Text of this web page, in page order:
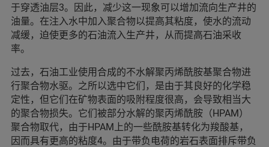
于穿透油层3。因此，减少这一现象可以增加流向生产井的
油量。在注入水中加入聚合物以提高其粘度，使水的流动
减缓，迫使更多的石油流入生产井，从而提高石油采收
率。
过去，石油工业使用合成的不水解聚丙烯酰胺基聚合物进
行聚合物水驱。之所以选中它们，是由于其良好的化学稳
定性，但它们在矿物表面的吸附程度很高，会导致相当大
的聚合物损失。它们被部分水解的聚丙烯酰胺（HPAM）
聚合物取代，由于HPAM上的一些酰胺基转化为羧酸基，
因而具有更高的粘度4。由于带负电荷的岩石表面排斥带负